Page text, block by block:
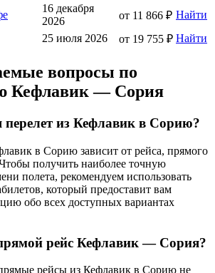
16 декабря
2026
от 11 866 ₽ Найти
25 июля 2026 от 19 755 ₽ Найти
вопросы по
Кефлавик — Сория
перелет из Кефлавик в Сорию?
в Сорию зависит от рейса, прямого
получить наиболее точную
полета, рекомендуем использовать
который предоставит вам
обо всех доступных вариантах
рейс Кефлавик — Сория?
рейсы из Кефлавик в Сорию не